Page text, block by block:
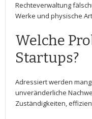
Rechteverwaltung⁣
Werke und ​physische
Welche
⁢Startups?
Adressiert werden​
unveränderliche
Zuständigkeiten,